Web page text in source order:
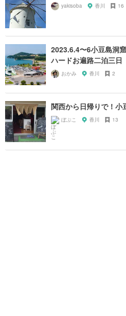
yakisoba 香川 16
2023.6.4〜6小豆島洞
ハードお遍路二泊三日
おかみ 香川 2
関西から日帰りで！小
ぼぶこ 香川 13